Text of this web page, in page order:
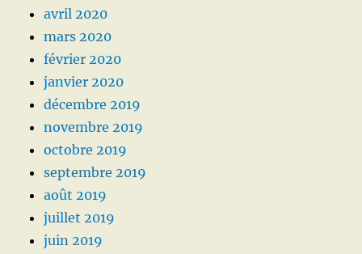
avril 2020
mars 2020
février 2020
janvier 2020
décembre 2019
novembre 2019
octobre 2019
septembre 2019
août 2019
juillet 2019
juin 2019